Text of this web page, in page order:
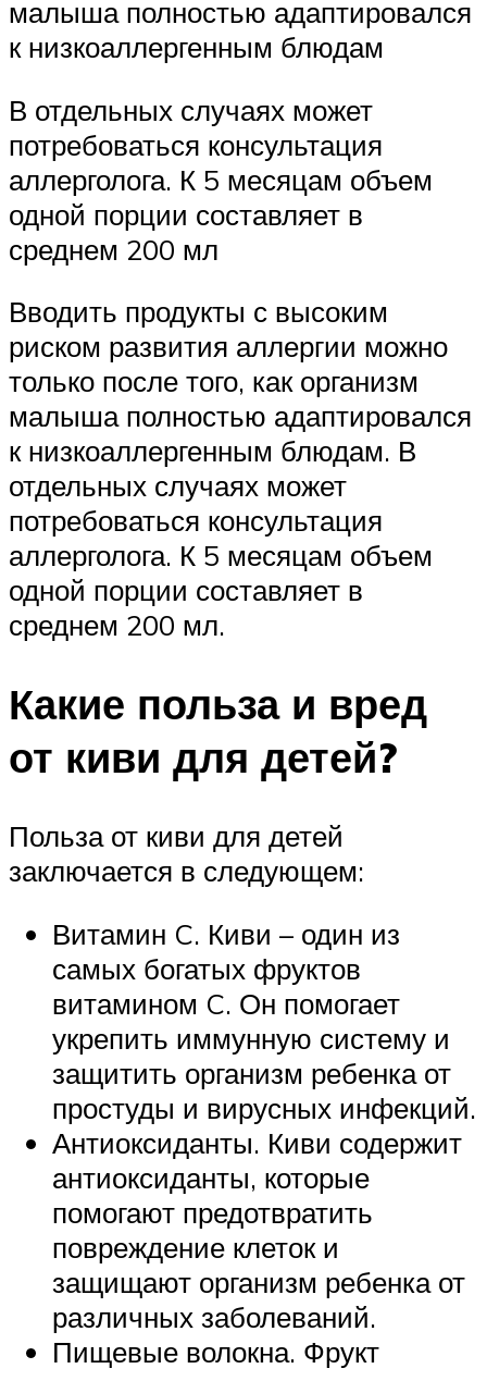
малыша полностью адаптировался
к низкоаллергенным блюдам
В отдельных случаях может
потребоваться консультация
аллерголога. К 5 месяцам объем
одной порции составляет в
среднем 200 мл
Вводить продукты с высоким
риском развития аллергии можно
только после того, как организм
малыша полностью адаптировался
к низкоаллергенным блюдам. В
отдельных случаях может
потребоваться консультация
аллерголога. К 5 месяцам объем
одной порции составляет в
среднем 200 мл.
Какие польза и вред
от киви для детей?
Польза от киви для детей
заключается в следующем:
Витамин C. Киви – один из
самых богатых фруктов
витамином C. Он помогает
укрепить иммунную систему и
защитить организм ребенка от
простуды и вирусных инфекций.
Антиоксиданты. Киви содержит
антиоксиданты, которые
помогают предотвратить
повреждение клеток и
защищают организм ребенка от
различных заболеваний.
Пищевые волокна. Фрукт